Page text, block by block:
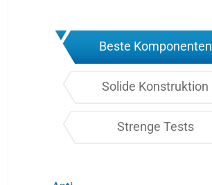
Beste Komponenten
Solide Konstruktion
Strenge Tests